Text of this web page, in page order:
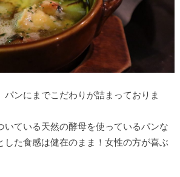
パンにまでこだわりが詰まっておりま
いている天然の酵母を使っているパンな
した食感は健在のまま！女性の方が喜ぶ